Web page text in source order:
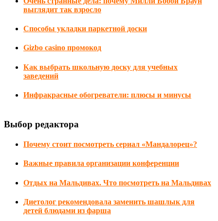
выглядит так взросло
Способы укладки паркетной доски
Gizbo casino промокод
Как выбрать школьную доску для учебных
заведений
Инфракрасные обогреватели: плюсы и минусы
Выбор редактора
Почему стоит посмотреть сериал «Мандалорец»?
Важные правила организации конференции
Отдых на Мальдивах. Что посмотреть на Мальдивах
Диетолог рекомендовала заменить шашлык для
детей блюдами из фарша